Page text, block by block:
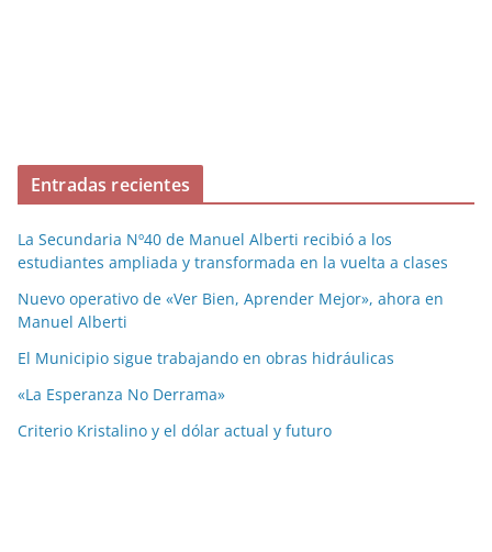
Entradas recientes
La Secundaria Nº40 de Manuel Alberti recibió a los
estudiantes ampliada y transformada en la vuelta a clases
Nuevo operativo de «Ver Bien, Aprender Mejor», ahora en
Manuel Alberti
El Municipio sigue trabajando en obras hidráulicas
«La Esperanza No Derrama»
Criterio Kristalino y el dólar actual y futuro